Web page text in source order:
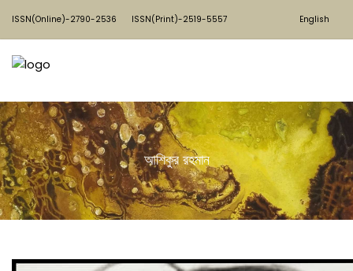
ISSN(Online)-2790-2536 ISSN(Print)-2519-5557 English
আশিকুর রহমান